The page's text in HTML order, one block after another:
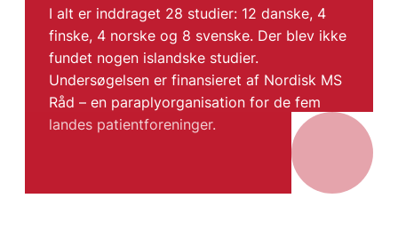
I alt er inddraget 28 studier: 12 danske, 4
finske, 4 norske og 8 svenske. Der blev ikke
fundet nogen islandske studier.
Undersøgelsen er finansieret af Nordisk MS
Råd – en paraplyorganisation for de fem
landes patientforeninger.